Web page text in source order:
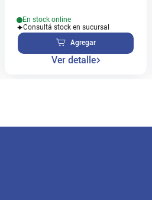
En stock online
Consultá stock en sucursal
Agregar
Ver detalle